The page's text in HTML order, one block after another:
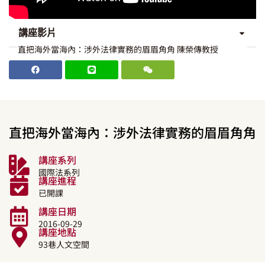
講座影片
直把海外當海內：涉外法律實務的眉眉角角 陳榮傳教授
直把海外當海內：涉外法律實務的眉眉角角
講座系列
國際法系列
講座進程
已開課
講座日期
2016-09-29
講座地點
93巷人文空間